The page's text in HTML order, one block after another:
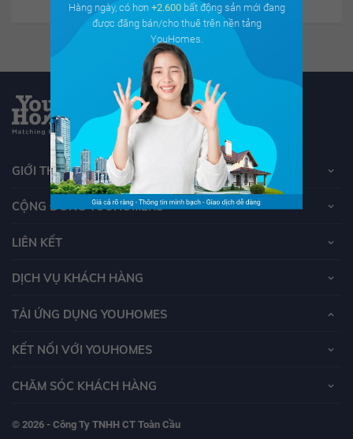
GIỚI THIỆU VỀ YOUHOMES
CỘNG ĐỒNG YOUHOMERS
LIÊN KẾT
DỊCH VỤ KHÁCH HÀNG
TẢI ỨNG DỤNG YOUHOMES
KẾT NỐI VỚI YOUHOMES
CHĂM SÓC KHÁCH HÀNG
© 2026 - Công Ty TNHH CT Toàn Cầu
Hàng ngày, có hơn +2.600bất động sản mới đang
được đăng bán/cho thuê trên nền tảng
YouHomes.